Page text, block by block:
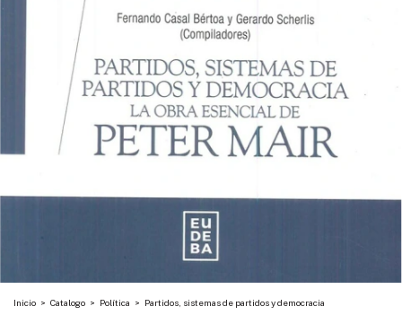
Inicio > Catalogo > Política > Partidos, sistemas de partidos y democracia